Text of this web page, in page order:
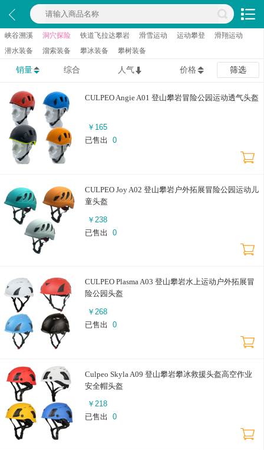
峡谷溯溪 洞穴探险 铁道飞拉达攀岩 滑雪运动 运动攀登
滑翔运动
潜水装备
溜索装备 攀冰装备 攀树装备
销量 综合 人气 价格 筛选
CULPEO Angie A01 登山攀岩冒险公园运动透气头盔
￥ 165
已售出
0
CULPEO Joy A02 登山攀岩户外拓展冒险公园运动儿
童头盔
￥ 238
已售出
0
CULPEO Plasma A03 登山攀岩水上运动户外拓展冒
险公园头盔
￥ 268
已售出
0
Culpeo Skyla A09 登山攀岩攀冰救援头盔高空作业
安全帽头盔
￥ 218
已售出
0